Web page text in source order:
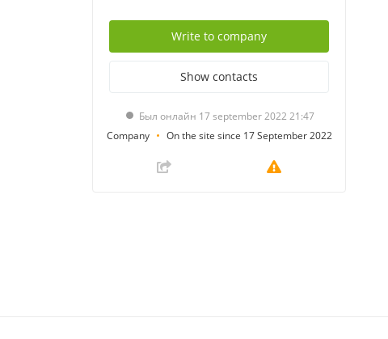
Write to company
Show contacts
Был онлайн 17 september 2022 21:47
Company
On the site since 17 September 2022